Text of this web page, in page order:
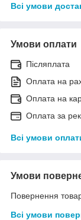
Всі умови
Умови оплати
Післяплата
Оплата на
Оплата на
Оплата за
Всі умови
Умови
Повернення
Всі умови